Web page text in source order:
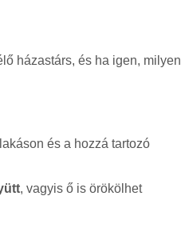
házastárs, és ha igen, milyen
és a hozzá tartozó
, vagyis ő is örökölhet